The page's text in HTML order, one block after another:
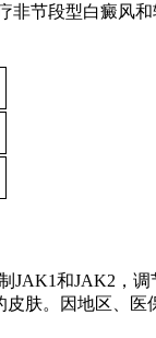
节段型白癜风
和JAK2，
肤。因地区、